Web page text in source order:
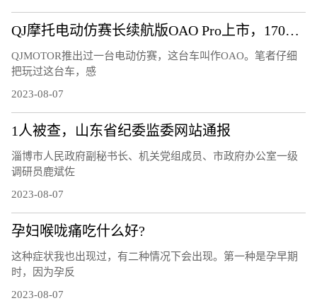
QJ摩托电动仿赛长续航版OAO Pro上市，170公里的续航够用吗？
QJMOTOR推出过一台电动仿赛，这台车叫作OAO。笔者仔细
把玩过这台车，感
2023-08-07
1人被查，山东省纪委监委网站通报
淄博市人民政府副秘书长、机关党组成员、市政府办公室一级
调研员鹿斌佐
2023-08-07
孕妇喉咙痛吃什么好?
这种症状我也出现过，有二种情况下会出现。第一种是孕早期
时，因为孕反
2023-08-07